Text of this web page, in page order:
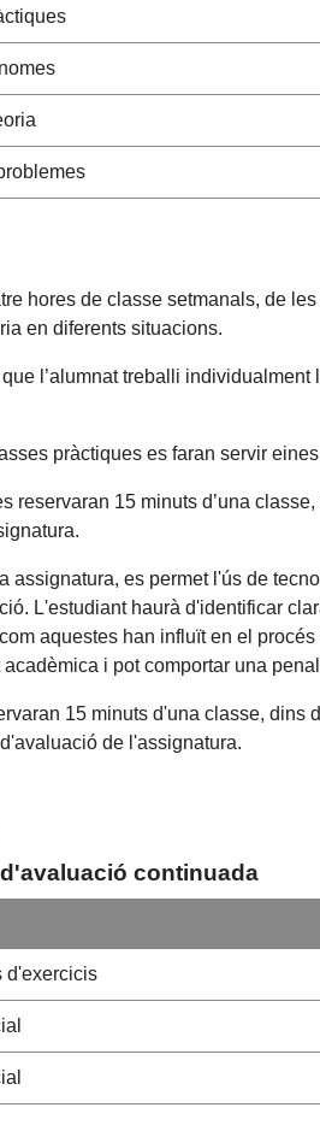
hores de classe setmanals, de
en diferents situacions.
l’alumnat treballi
pràctiques es faran servir
reservaran 15 minuts d’una
assignatura, es permet l'ús de
L'estudiant haurà d'identificar
aquestes han influït en el
i pot comportar una
15 minuts d'una classe, dins
de l'assignatura.
continuada
d'exercicis